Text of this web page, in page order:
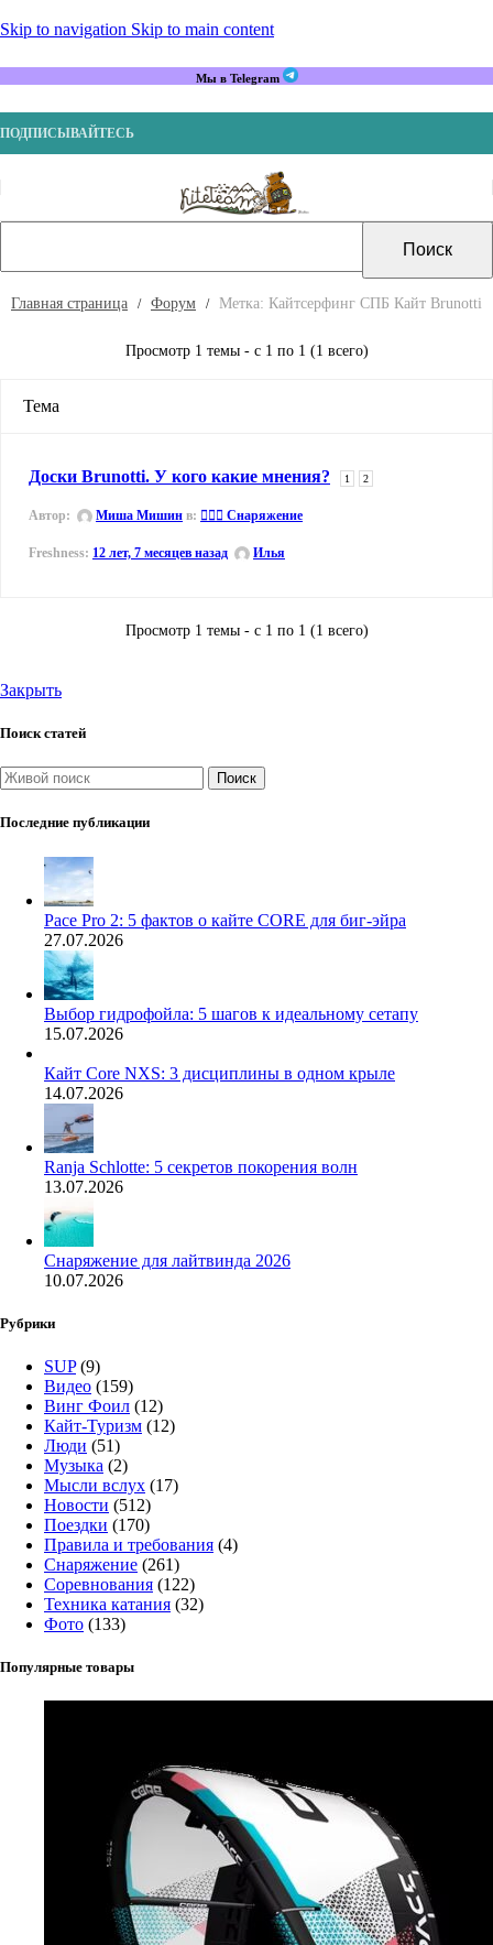
Skip to navigation Skip to main content
Мы в Telegram
ПОДПИСЫВАЙТЕСЬ
Главная страница Форум Метка: Кайтсерфинг СПБ Кайт Brunotti
Просмотр 1 темы - с 1 по 1 (1 всего)
Тема
Доски Brunotti. У кого какие мнения? 1 2
Автор: Миша Мишин в: 🏄🏼‍♂️ Снаряжение
12 лет, 7 месяцев назад Илья
Просмотр 1 темы - с 1 по 1 (1 всего)
Закрыть
Поиск статей
Поиск
Последние публикации
Pace Pro 2: 5 фактов о кайте CORE для биг-эйра
27.07.2026
Выбор гидрофойла: 5 шагов к идеальному сетапу
15.07.2026
Кайт Core NXS: 3 дисциплины в одном крыле
14.07.2026
Ranja Schlotte: 5 секретов покорения волн
13.07.2026
Снаряжение для лайтвинда 2026
10.07.2026
Рубрики
SUP(9)
Видео (159)
Винг Фоил (12)
Кайт-Туризм (12)
Люди (51)
Музыка (2)
Мысли вслух (17)
Новости (512)
Поездки (170)
Правила и требования (4)
Снаряжение (261)
Соревнования (122)
Техника катания (32)
Фото (133)
Популярные товары